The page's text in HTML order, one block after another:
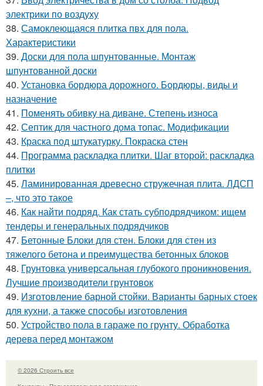
электрики по воздуху
38. Самоклеющаяся плитка пвх для пола.
Характеристики
39. Доски для пола шпунтованные. Монтаж
шпунтованной доски
40. Установка бордюра дорожного. Бордюры, виды и
назначение
41. Поменять обивку на диване. Степень износа
42. Септик для частного дома топас. Модификации
43. Краска под штукатурку. Покраска стен
44. Программа раскладка плитки. Шаг второй: раскладка
плитки
45. Ламинированная древесно стружечная плита. ЛДСП
–, что это такое
46. Как найти подряд. Как стать субподрядчиком: ищем
тендеры и генеральных подрядчиков
47. Бетонные Блоки для стен. Блоки для стен из
тяжелого бетона и преимущества бетонных блоков
48. Грунтовка универсальная глубокого проникновения.
Лучшие производители грунтовок
49. Изготовление барной стойки. Варианты барных стоек
для кухни, а также способы изготовления
50. Устройство пола в гараже по грунту. Обработка
дерева перед монтажом
© 2026 Строить все